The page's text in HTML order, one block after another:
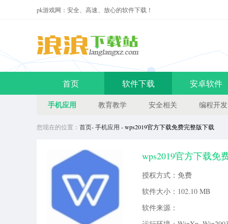
pk游戏网：安全、高速、放心的软件下载！
首页 软件下载
安卓软件
手机应用
教育教学 安全相关 编程开发
您现在的位置： 首页-手机应用 - wps2019官方下载免费完整版下载
wps2019官方下载免
授权方式：免费
软件大小： 102.10 MB
软件来源：